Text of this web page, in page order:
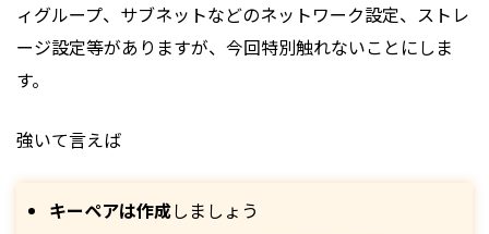
ィグループ、サブネットなどのネットワーク設定、ストレ
ージ設定等がありますが、今回特別触れないことにしま
す。
強いて言えば
キーペアは作成しましょう